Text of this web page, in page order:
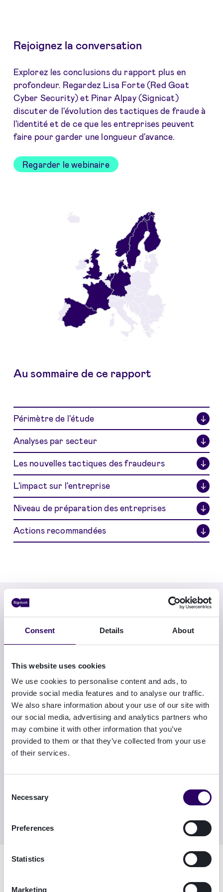
Consent Details About
This website uses cookies
We use cookies to personalise content and ads, to
provide social media features and to analyse our traffic.
We also share information about your use of our site with
our social media, advertising and analytics partners who
may combine it with other information that you’ve
provided to them or that they’ve collected from your use
of their services.
Selection
Necessary
Preferences
Statistics
Marketing
Rejoignez la conversation
Explorez les conclusions du rapport plus en
profondeur. Regardez Lisa Forte (Red Goat
Cyber Security) et Pinar Alpay (Signicat)
discuter de l'évolution des tactiques de fraude à
l'identité et de ce que les entreprises peuvent
faire pour garder une longueur d'avance.
Regarder le webinaire
Au sommaire de ce rapport
Périmètre de l'étude ↓
Analyses par secteur ↓
Les nouvelles tactiques des fraudeurs ↓
L'impact sur l'entreprise ↓
Niveau de préparation des entreprises ↓
Actions recommandées ↓
« La fraude à l'identité numérique, la prise de
contrôle de compte et la fraude à l'identité
synthétique ne sont pas des menaces abstraites.
Elles se produisent maintenant, et elles ciblent
des entreprises qui pensaient avoir mis en place
Security